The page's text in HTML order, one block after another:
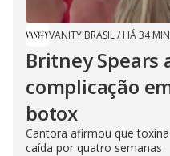
VANITY BRASIL/ HÁ 34
Britney Spears
complicação
botox
Cantora afirmou que
caída por quatro semanas